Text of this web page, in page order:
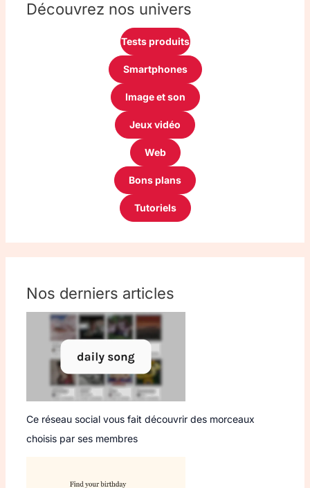
Découvrez nos univers
Tests produits
Smartphones
Image et son
Jeux vidéo
Web
Bons plans
Tutoriels
Nos derniers articles
Ce réseau social vous fait découvrir des morceaux
choisis par ses membres